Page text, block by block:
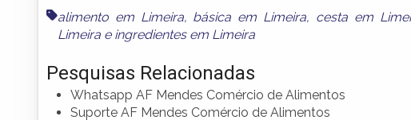
alimento em Limeira, básica em Limeira, cesta em
Limeira e ingredientes em Limeira
Pesquisas Relacionadas
Whatsapp AF Mendes Comércio de Alimentos
Suporte AF Mendes Comércio de Alimentos